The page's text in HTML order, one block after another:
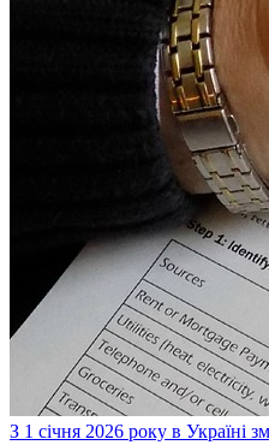
З 1 січня 2026 року в Україні